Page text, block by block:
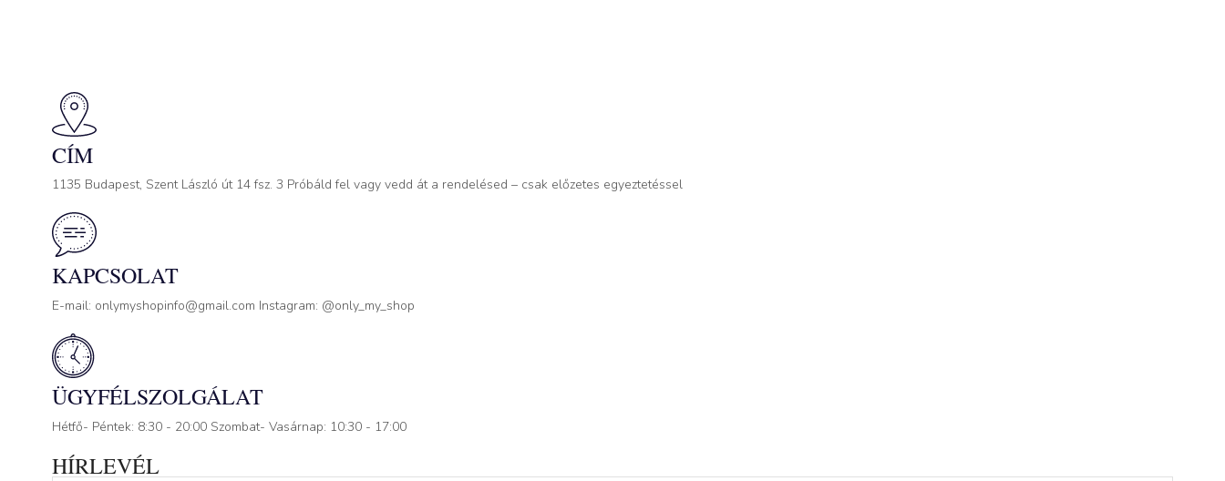
CÍM
1135 Budapest, Szent László út 14 fsz. 3 Próbáld fel vagy vedd át a rendelésed – csak előzetes egyeztetéssel
KAPCSOLAT
E-mail: onlymyshopinfo@gmail.com Instagram: @only_my_shop
ÜGYFÉLSZOLGÁLAT
Hétfő- Péntek: 8:30 - 20:00 Szombat- Vasárnap: 10:30 - 17:00
HÍRLEVÉL